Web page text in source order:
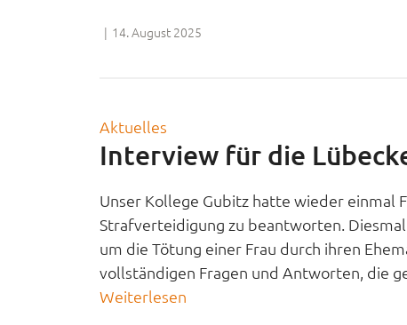
| 14. August 2025
Aktuelles
Interview für die
Unser Kollege Gubitz hatte wieder einmal
Strafverteidigung zu beantworten.
um die Tötung einer Frau durch ihren
vollständigen Fragen und Antworten, die
Weiterlesen